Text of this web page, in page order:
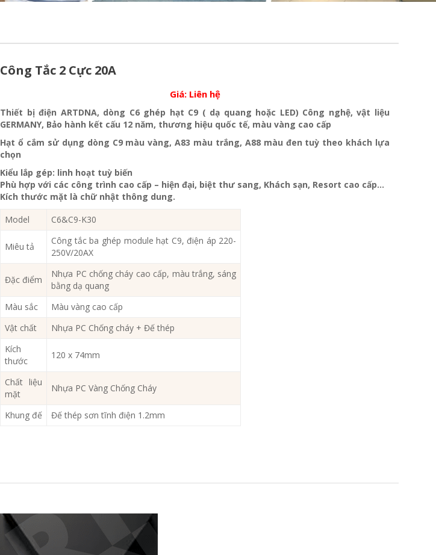
Công Tắc 2 Cực 20A
Giá: Liên hệ
Thiết bị điện ARTDNA, dòng C6 ghép hạt C9 ( dạ quang hoặc LED) Công nghệ, vật liệu
GERMANY, Bảo hành kết cấu 12 năm, thương hiệu quốc tế, màu vàng cao cấp
Hạt ổ cắm sử dụng dòng C9 màu vàng, A83 màu trắng, A88 màu đen tuỳ theo khách lựa
chọn
Kiểu lắp gép: linh hoạt tuỳ biến
Phù hợp với các công trình cao cấp – hiện đại, biệt thư sang, Khách sạn, Resort cao cấp…
Kích thước mặt là chữ nhật thông dung.
Model
C6&C9-K30
Miêu tả
Công tắc ba ghép module hạt C9, điện áp 220-
250V/20AX
Đặc điểm
Nhựa PC chống cháy cao cấp, màu trắng, sáng
bằng dạ quang
Màu sắc
Màu vàng cao cấp
Vật chất
Nhựa PC Chống cháy + Đế thép
Kích
thước
120 x 74mm
Chất liệu
mặt
Nhựa PC Vàng Chống Cháy
Khung đế Đế thép sơn tĩnh điện 1.2mm